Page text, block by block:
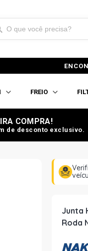
FREIO
COMPRA!
de desconto exclusivo.
Junta
Roda